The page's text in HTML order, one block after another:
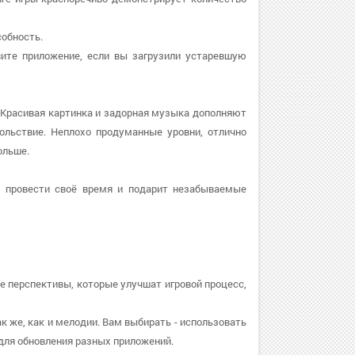
приложение, если вы загрузили устаревшую
картинка и задорная музыка дополняют
Неплохо продуманные уровни, отлично
своё время и подарит незабываемые
которые улучшат игровой процесс,
же, как и мелодии. Вам выбирать - использовать
обновления разных приложений.